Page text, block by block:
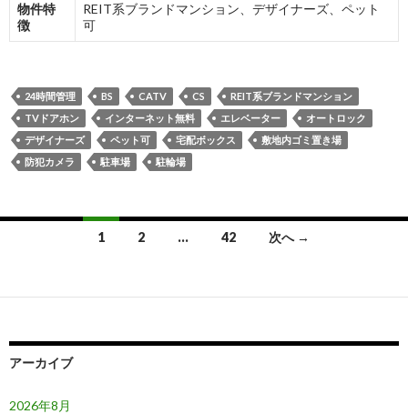
物件特
徴
REIT系ブランドマンション、デザイナーズ、ペット
可
24時間管理 BS CATV CS
REIT系ブランドマンション
TVドアホン
インターネット無料 エレベーター
オートロック
デザイナーズ
ペット可 宅配ボックス
敷地内ゴミ置き場
防犯カメラ
駐車場 駐輪場
ナ
ゲ
ー
1 2 … 42 次へ →
アーカイブ
2026年8月